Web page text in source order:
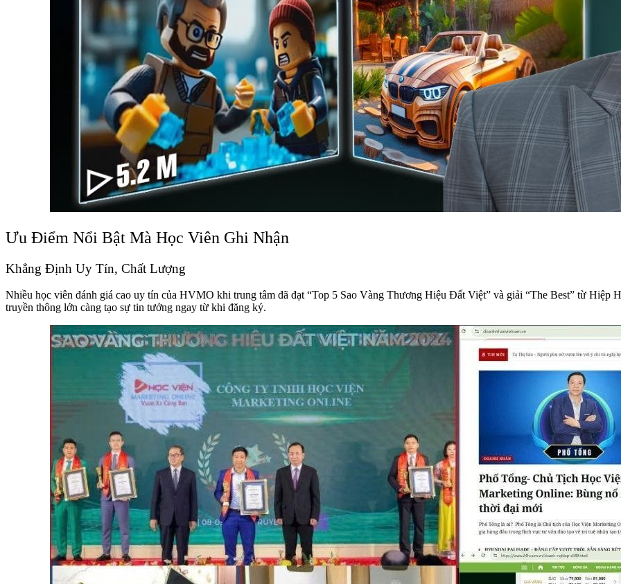
Ưu Điểm Nổi Bật Mà Học Viên Ghi Nhận
Khẳng Định Uy Tín, Chất Lượng
Nhiều học viên đánh giá cao uy tín của HVMO khi trung tâm đã đạt “Top 5 Sao Vàng Thương Hiệu Đất Việt” và giải “The Best” từ
truyền thông lớn càng tạo sự tin tưởng ngay từ khi đăng ký.